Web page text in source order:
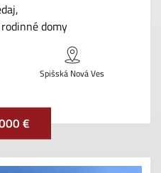
domy
Spišská Nová Ves
€